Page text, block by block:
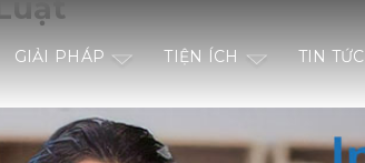
GIẢI PHÁP TIỆN ÍCH TIN TỨC